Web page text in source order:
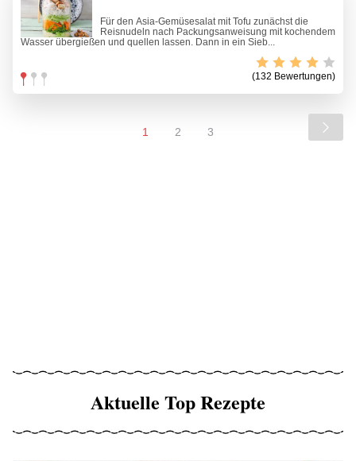
Für den Asia-Gemüsesalat mit Tofu zunächst die
Reisnudeln nach Packungsanweisung mit kochendem
Wasser übergießen und quellen lassen. Dann in ein Sieb...
(132 Bewertungen)
1 2 3
Aktuelle Top Rezepte